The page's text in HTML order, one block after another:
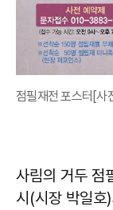
점필재전 포스터[사
사림의 거두 점
시(시장 박일호